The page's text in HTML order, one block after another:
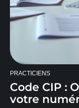
PRACTICIENS
Code CIP :
votre